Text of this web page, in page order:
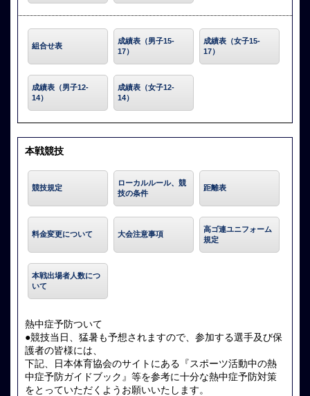
組合せ表
成績表（男子15-
17）
成績表（女子15-
17）
成績表（男子12-
14）
成績表（女子12-
14）
本戦競技
競技規定
ローカルルール、競
技の条件
距離表
料金変更について 大会注意事項
高ゴ連ユニフォーム
規定
本戦出場者人数につ
いて
熱中症予防ついて
●競技当日、猛暑も予想されますので、参加する選手及び保
護者の皆様には、
下記、日本体育協会のサイトにある『スポーツ活動中の熱
中症予防ガイドブック』等を参考に十分な熱中症予防対策
をとっていただくようお願いいたします。